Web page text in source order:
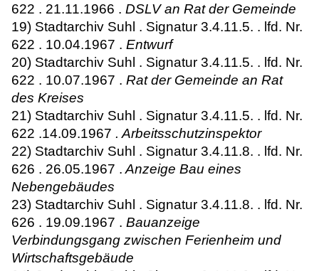
622 . 21.11.1966 . DSLV an Rat der Gemeinde
19) Stadtarchiv Suhl . Signatur 3.4.11.5. . lfd. Nr.
622 . 10.04.1967 . Entwurf
20) Stadtarchiv Suhl . Signatur 3.4.11.5. . lfd. Nr.
622 . 10.07.1967 . Rat der Gemeinde an Rat
des Kreises
21) Stadtarchiv Suhl . Signatur 3.4.11.5. . lfd. Nr.
622 .14.09.1967 . Arbeitsschutzinspektor
22) Stadtarchiv Suhl . Signatur 3.4.11.8. . lfd. Nr.
626 . 26.05.1967 .Anzeige Bau eines
Nebengebäudes
23) Stadtarchiv Suhl . Signatur 3.4.11.8. . lfd. Nr.
626 . 19.09.1967 . Bauanzeige
Verbindungsgang zwischen Ferienheim und
Wirtschaftsgebäude